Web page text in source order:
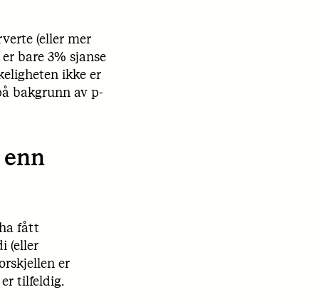
(eller mer
bare 3% sjanse
ikke er
bakgrunn av p-
fått
(eller
er
tilfeldig.